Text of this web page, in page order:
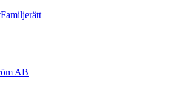
Familjerätt
AB